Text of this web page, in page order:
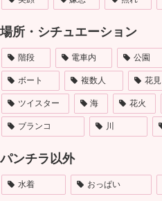
場所・シチュエーション
階段 電車内 公園
ボート 複数人 花見
ツイスター 海 花火
ブランコ 川
パンチラ以外
水着 おっぱい